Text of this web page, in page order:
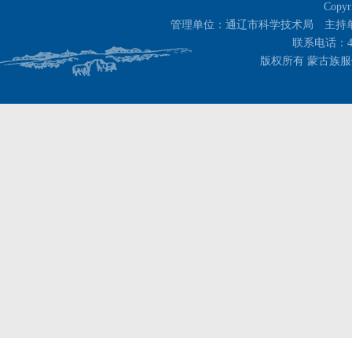
管理单位：通辽市科学技术局 主持
联系电话：
版权所有 蒙古族